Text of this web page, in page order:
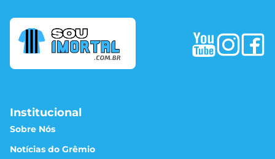
Institucional
Sobre Nós
Notícias do Grêmio